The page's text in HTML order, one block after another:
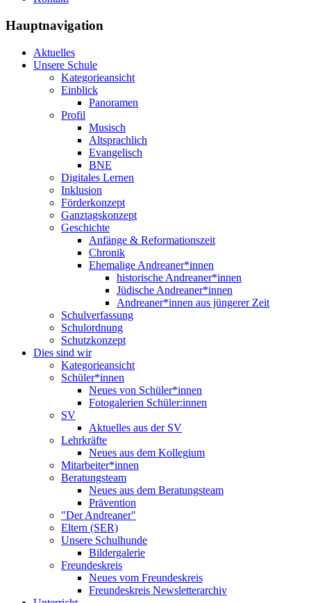
Hauptnavigation
Aktuelles
Unsere Schule
Kategorieansicht
Einblick
Panoramen
Profil
Musisch
Altsprachlich
Evangelisch
BNE
Digitales Lernen
Inklusion
Förderkonzept
Ganztagskonzept
Geschichte
Anfänge & Reformationszeit
Chronik
Ehemalige Andreaner*innen
historische Andreaner*innen
Jüdische Andreaner*innen
Andreaner*innen aus jüngerer Zeit
Schulverfassung
Schulordnung
Schutzkonzept
Dies sind wir
Kategorieansicht
Schüler*innen
Neues von Schüler*innen
Fotogalerien Schüler:innen
SV
Aktuelles aus der SV
Lehrkräfte
Neues aus dem Kollegium
Mitarbeiter*innen
Beratungsteam
Neues aus dem Beratungsteam
Prävention
"Der Andreaner"
Eltern (SER)
Unsere Schulhunde
Bildergalerie
Freundeskreis
Neues vom Freundeskreis
Freundeskreis Newsletterarchiv